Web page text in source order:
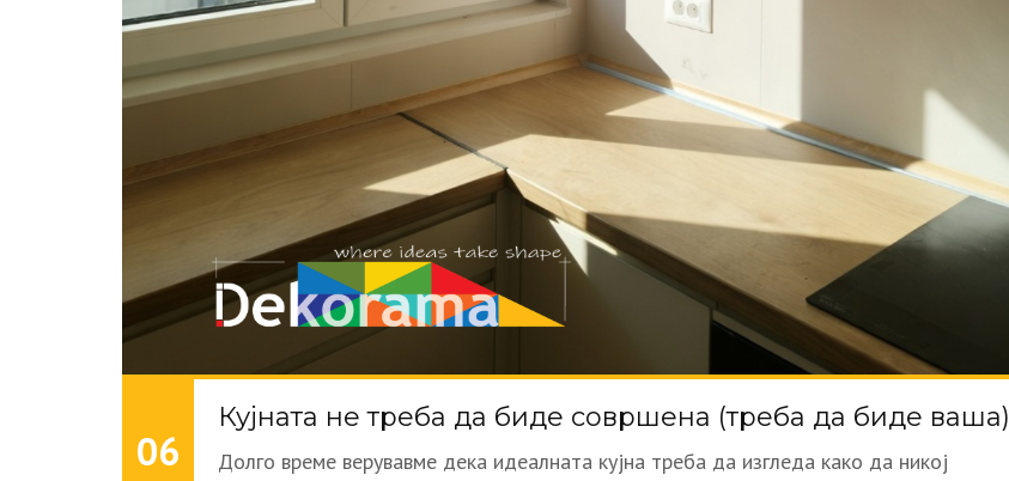
06
Кујната не треба да биде совршена (треба да биде ваша)
Долго време верувавме дека идеалната кујна треба да изгледа како да никој